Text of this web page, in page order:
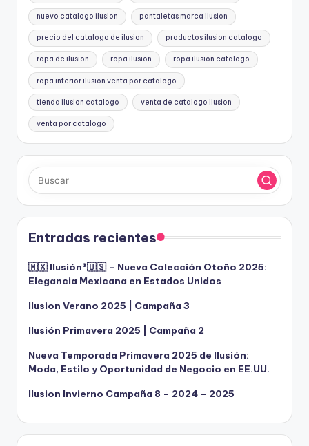
nuevo catalogo ilusion pantaletas marca ilusion
precio del catalogo de ilusion productos ilusion catalogo
ropa de ilusion ropa ilusion ropa ilusion catalogo
ropa interior ilusion venta por catalogo
tienda ilusion catalogo venta de catalogo ilusion
venta por catalogo
Entradas recientes
🇲🇽 Ilusión®️🇺🇸 – Nueva Colección Otoño 2025:
Elegancia Mexicana en Estados Unidos
Ilusion Verano 2025 | Campaña 3
Ilusión Primavera 2025 | Campaña 2
Nueva Temporada Primavera 2025 de Ilusión:
Moda, Estilo y Oportunidad de Negocio en EE.UU.
Ilusion Invierno Campaña 8 – 2024 – 2025